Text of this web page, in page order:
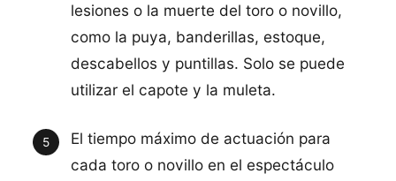
lesiones o la muerte del toro o novillo,
como la puya, banderillas, estoque,
descabellos y puntillas. Solo se puede
utilizar el capote y la muleta.
El tiempo máximo de actuación para
cada toro o novillo en el espectáculo